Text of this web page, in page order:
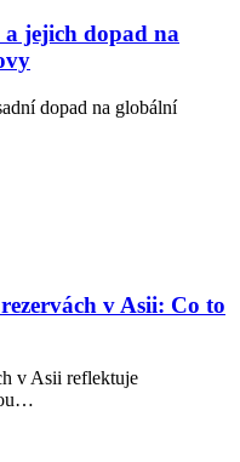
jejich dopad na
dopad na globální
v Asii: Co to
v Asii reflektuje